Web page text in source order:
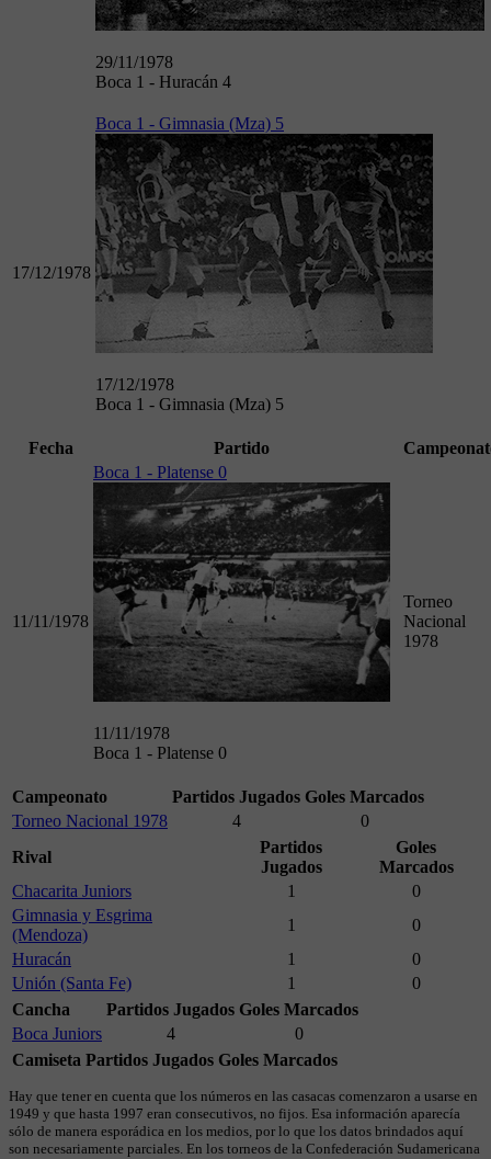
29/11/1978
Boca 1 - Huracán 4
17/12/1978
Boca 1 - Gimnasia (Mza) 5
17/12/1978
Boca 1 - Gimnasia (Mza) 5
Fecha Partido
11/11/1978
Boca 1 - Platense 0
11/11/1978
Boca 1 - Platense 0
Torneo
Nacional
1978
Campeonato Partidos Jugados Goles Marcados
Torneo Nacional 1978
4
0
Rival
Partidos
Jugados
Goles
Marcados
Chacarita Juniors
1
0
Gimnasia y Esgrima
(Mendoza)
1
0
Huracán
1
0
Unión (Santa Fe)
1
0
Cancha
Partidos Jugados Goles Marcados
Boca Juniors
4
0
Camiseta Partidos Jugados Goles Marcados
Hay que tener en cuenta que los números en las casacas comenzaron a usarse en
1949 y que hasta 1997 eran consecutivos, no fijos. Esa información aparecía
sólo de manera esporádica en los medios, por lo que los datos brindados aquí
son necesariamente parciales. En los torneos de la Confederación Sudamericana